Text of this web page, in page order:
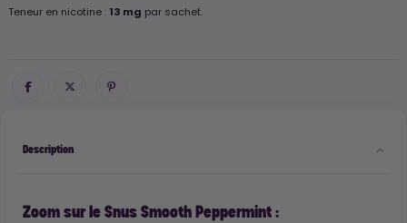
Teneur en nicotine : 13 mg par sachet.
Description
Zoom sur le Snus Smooth Peppermint :